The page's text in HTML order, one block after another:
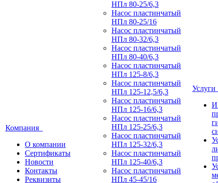
Компания
О компании
Сертификаты
Новости
Контакты
Реквизиты
НПл 80-25/6,3
Насос пластинчатый
НПл 80-25/16
Насос пластинчатый
НПл 80-32/6,3
Насос пластинчатый
НПл 80-40/6,3
Насос пластинчатый
НПл 125-8/6,3
Насос пластинчатый
НПл 125-12,5/6,3
Насос пластинчатый
НПл 125-16/6,3
Насос пластинчатый
НПл 125-25/6,3
Насос пластинчатый
НПл 125-32/6,3
Насос пластинчатый
НПл 125-40/6,3
Насос пластинчатый
НПл 45-45/16